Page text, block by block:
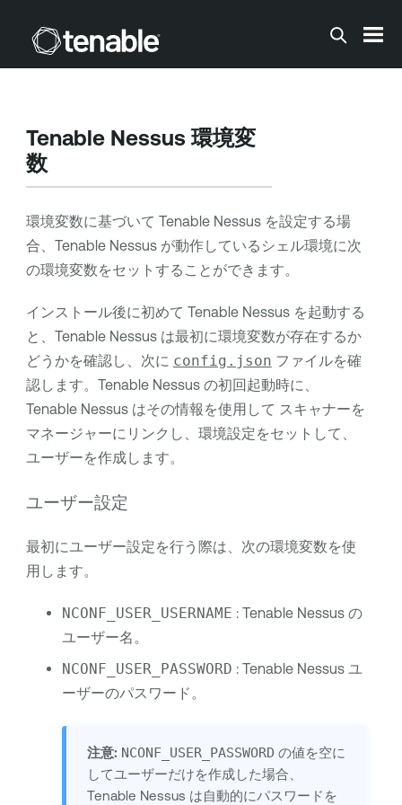
メインコンテンツに移動する
Tenable Nessus 環境変
数
環境変数に基づいて Tenable Nessusを設定する場
合、 Tenable Nessusが動作しているシェル環境に次
の環境変数をセットすることができます。
インストール後に初めて Tenable Nessusを起動する
と、 Tenable Nessusは最初に環境変数が存在するか
どうかを確認し、次に config.json ファイルを確
認します。 Tenable Nessusの初回起動時に、
Tenable Nessusはその情報を使用して スキャナーを
マネージャーにリンクし、環境設定をセットして、
ユーザーを作成します。
ユーザー設定
最初にユーザー設定を行う際は、次の環境変数を使
用します。
NCONF_USER_USERNAME : Tenable Nessusの
ユーザー名。
NCONF_USER_PASSWORD : Tenable Nessusユ
ーザーのパスワード。
注意: NCONF_USER_PASSWORD の値を空に
してユーザーだけを作成した場合、
Tenable Nessus は自動的にパスワードを